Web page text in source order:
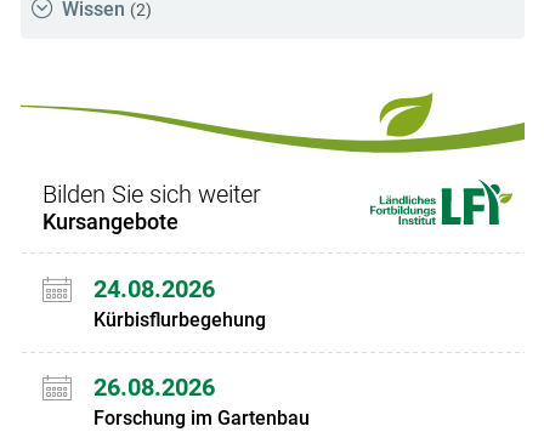
Wissen (2)
Bilden Sie sich weiter
Kursangebote
24.08.2026
Kürbisflurbegehung
26.08.2026
Forschung im Gartenbau